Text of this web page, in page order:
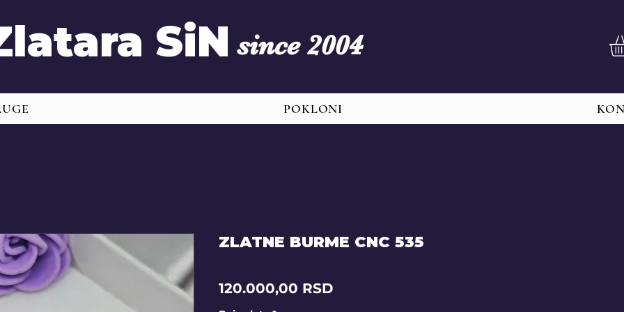
SiN since 2004
POKLONI
ZLATNE BURME CNC 535
120.000,00 RSD